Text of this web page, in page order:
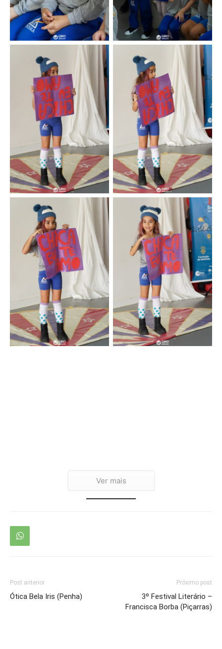
Ver mais
Post anterior
Ótica Bela Iris (Penha)
Próximo post
3º Festival Literário –
Francisca Borba (Piçarras)